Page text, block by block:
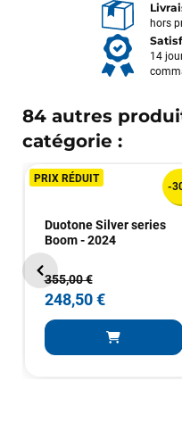
hors
14
84 autres
catégorie :
PRIX RÉDUIT
-
Duotone Silver series
Boom - 2024
355,00 €
248,50 €